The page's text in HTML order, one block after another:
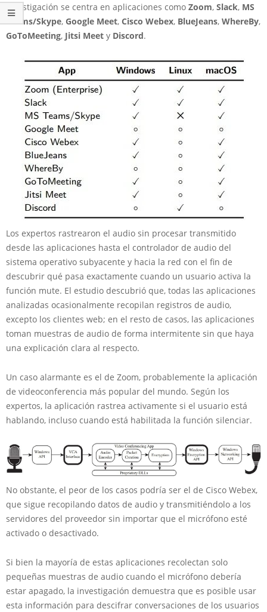
investigación se centra en aplicaciones como Zoom, Slack, MS
Teams/Skype, Google Meet, Cisco Webex, BlueJeans, WhereBy,
GoToMeeting, Jitsi Meet y Discord.
Los expertos rastrearon el audio sin procesar transmitido
desde las aplicaciones hasta el controlador de audio del
sistema operativo subyacente y hacia la red con el fin de
descubrir qué pasa exactamente cuando un usuario activa la
función mute. El estudio descubrió que, todas las aplicaciones
analizadas ocasionalmente recopilan registros de audio,
excepto los clientes web; en el resto de casos, las aplicaciones
toman muestras de audio de forma intermitente sin que haya
una explicación clara al respecto.
Un caso alarmante es el de Zoom, probablemente la aplicación
de videoconferencia más popular del mundo. Según los
expertos, la aplicación rastrea activamente si el usuario está
hablando, incluso cuando está habilitada la función silenciar.
No obstante, el peor de los casos podría ser el de Cisco Webex,
que sigue recopilando datos de audio y transmitiéndolo a los
servidores del proveedor sin importar que el micrófono esté
activado o desactivado.
Si bien la mayoría de estas aplicaciones recolectan solo
pequeñas muestras de audio cuando el micrófono debería
estar apagado, la investigación demuestra que es posible usar
esta información para descifrar conversaciones de los usuarios